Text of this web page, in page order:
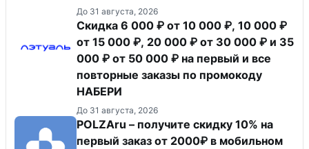
До 31 августа, 2026
Скидка 6 000 ₽ от 10 000 ₽, 10 000 ₽
от 15 000 ₽, 20 000 ₽ от 30 000 ₽ и 35
000 ₽ от 50 000 ₽ на первый и все
повторные заказы по промокоду
НАБЕРИ
До 31 августа, 2026
POLZAru – получите скидку 10% на
первый заказ от 2000₽ в мобильном